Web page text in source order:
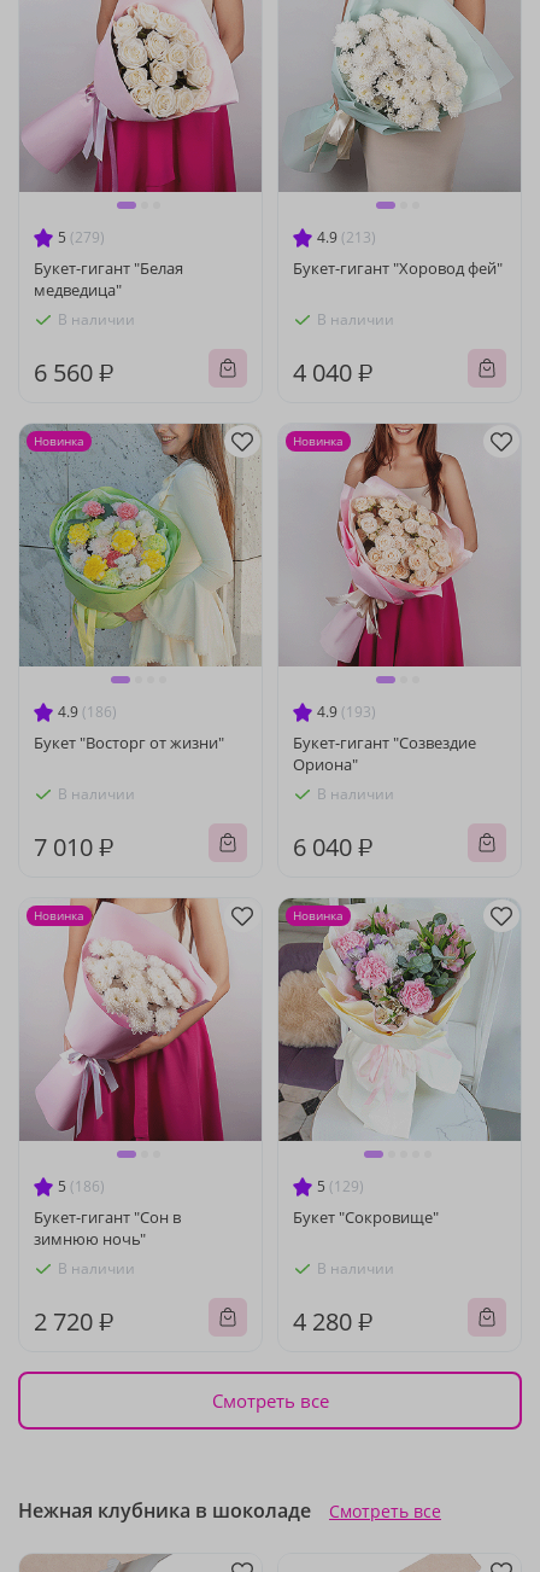
5 (279)
Букет-гигант "Белая
медведица"
В наличии
6 560 ₽
4.9 (213)
Букет-гигант "Хоровод фей"
В наличии
4 040 ₽
4.9 (186)
Букет "Восторг от жизни"
В наличии
7 010 ₽
Новинка
4.9 (193)
Букет-гигант "Созвездие
Ориона"
В наличии
6 040 ₽
Новинка
5 (186)
Букет-гигант "Сон в
зимнюю ночь"
В наличии
2 720 ₽
Новинка
5 (129)
Букет "Сокровище"
В наличии
4 280 ₽
Новинка
Смотреть все
Нежная клубника в шоколаде Смотреть все